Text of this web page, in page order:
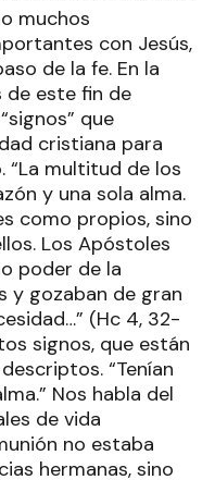
muchos
con Jesús,
de la fe. En la
de este fin de
que
cristiana para
“La multitud de los
y una sola alma.
como propios, sino
Los Apóstoles
poder de la
y gozaban de gran
(Hc 4, 32-
signos, que están
“Tenían
Nos habla del
de vida
no estaba
hermanas, sino